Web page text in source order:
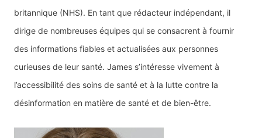
britannique (NHS). En tant que rédacteur indépendant, il
dirige de nombreuses équipes qui se consacrent à fournir
des informations fiables et actualisées aux personnes
curieuses de leur santé. James s’intéresse vivement à
l’accessibilité des soins de santé et à la lutte contre la
désinformation en matière de santé et de bien-être.